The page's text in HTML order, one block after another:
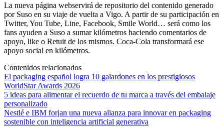
La nueva página webservirá de repositorio del contenido generado
por Suso en su viaje de vuelta a Vigo. A partir de su participación en
Twitter, You Tube, Line, Facebook, Smile World… será como los
fans ayuden a Suso a sumar kilómetros haciendo comentarios de
apoyo, like o Retuit de los mismos. Coca-Cola transformará ese
apoyo social en kilómetros.
Contenidos relacionados
El packaging español logra 10 galardones en los prestigiosos
WorldStar Awards 2026
5 ideas para alimentar el recuerdo de tu marca a través del embalaje
personalizado
Nestlé e IBM forjan una nueva alianza para innovar en packaging
sostenible con inteligencia artificial generativa